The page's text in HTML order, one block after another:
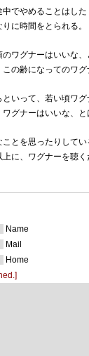
中でやめることはし
りに時間をとられる。
ワグナーはいいな、
この齢になってのワグ
といって、若い頃ワグ
ワグナーはいいな、と
ことを思ったりしてい
上に、ワグナーを聴
Name
Mail
Home